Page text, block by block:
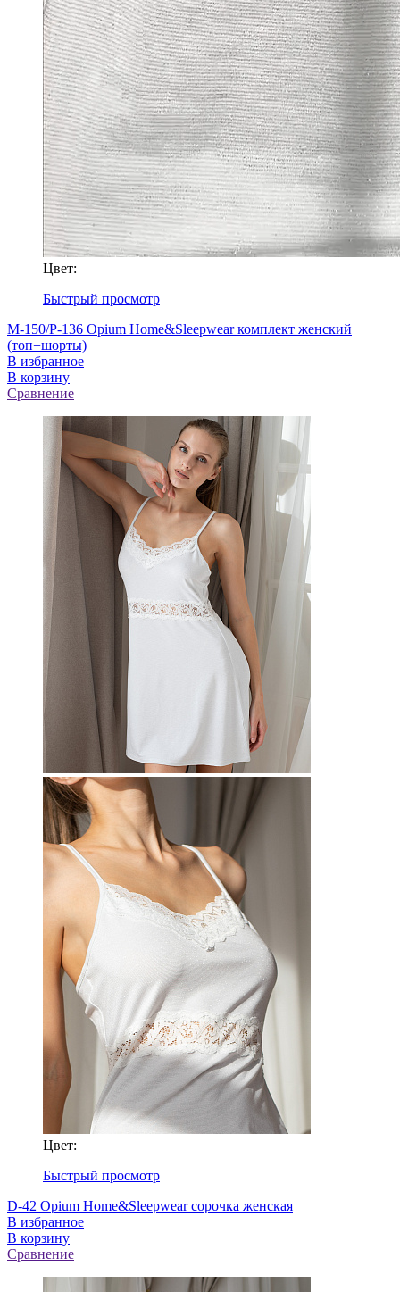
Цвет:
Быстрый просмотр
M-150/P-136 Opium Home&Sleepwear комплект женский
(топ+шорты)
В избранное
В корзину
Сравнение
Цвет:
Быстрый просмотр
D-42 Opium Home&Sleepwear сорочка женская
В избранное
В корзину
Сравнение